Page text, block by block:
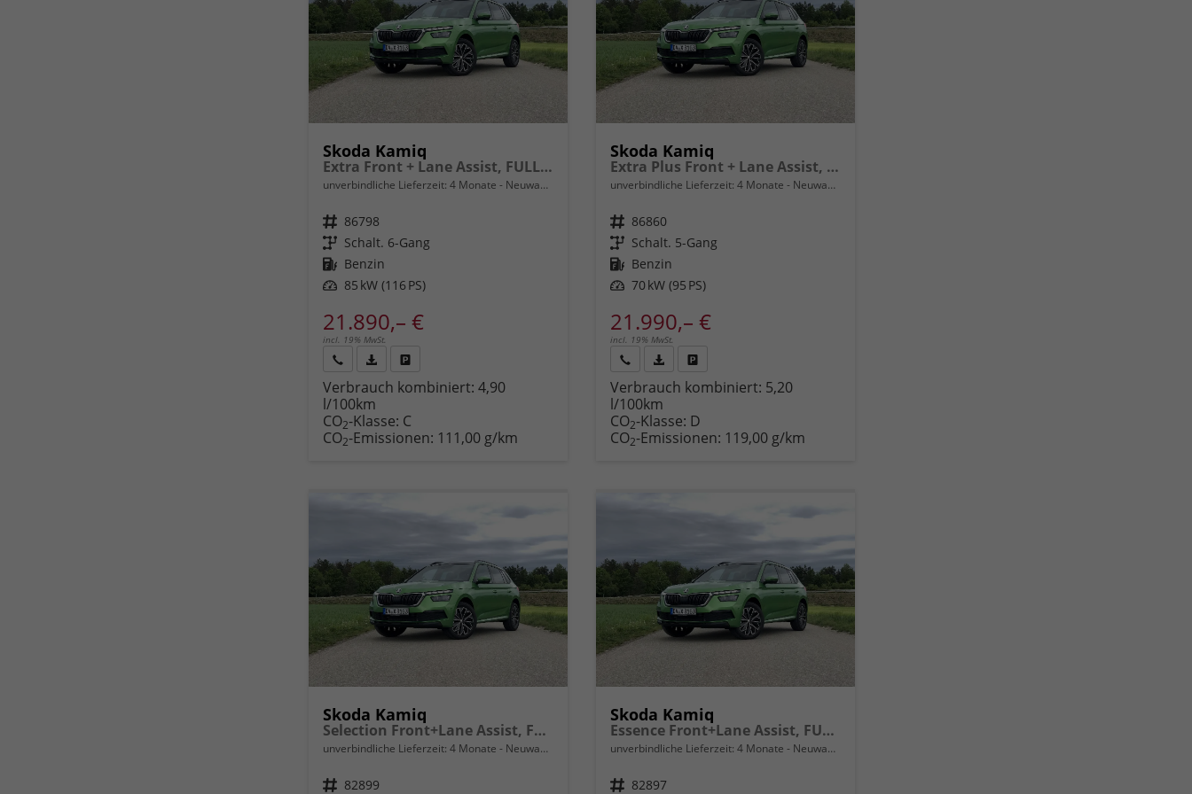
Skoda Kamiq
Extra Front + Lane Assist, FULL LED vorn, virtuelles Cockpit, manuelle Klima, Parksensoren hinten, ISOFIX, el. Fensterheber vorn uvm.
unverbindliche Lieferzeit: 4 Monate Neuwagen
Fahrzeugnr. 86798
Getriebe Schalt. 6-Gang
Kraftstoff Benzin
Leistung 85 kW (116 PS)
21.890,– €
incl. 19% MwSt.
anfordernDatei,
Fahrzeugexposé
drucken
drucken,
oder
vergleichen
Verbrauch kombiniert: 4,90
l/100km
CO2-Klasse: C
CO2-Emissionen: 111,00 g/km
Skoda Kamiq
Extra Plus Front + Lane Assist, FULL LED, virtuelles Cockpit, Climatronic, Parksensoren, Rückfahrkamera, ISOFIX, el. Fensterheber, Tempomat, Sitzhzg. uvm.
unverbindliche Lieferzeit: 4 Monate Neuwagen
Fahrzeugnr. 86860
Getriebe Schalt. 5-Gang
Kraftstoff Benzin
Leistung 70 kW (95 PS)
21.990,– €
incl. 19% MwSt.
anfordernDatei,
Fahrzeugexposé
drucken
drucken,
oder
vergleichen
Verbrauch kombiniert: 5,20
l/100km
CO2-Klasse: D
CO2-Emissionen: 119,00 g/km
Skoda Kamiq
Selection Front+Lane Assist, FULL LED, virtuelles Cockpit, , Climatronic, Parksensoren, ISOFIX, el. Fensterheber, Tempomat, Sitzhzg. uvm.
unverbindliche Lieferzeit: 4 Monate Neuwagen
Fahrzeugnr. 82899
Skoda Kamiq
Essence Front+Lane Assist, FULL LED, virtuelles Cockpit, , Klima, Parksensoren, ISOFIX, el. Fensterheber vorn uvm.
unverbindliche Lieferzeit: 4 Monate Neuwagen
Fahrzeugnr. 82897